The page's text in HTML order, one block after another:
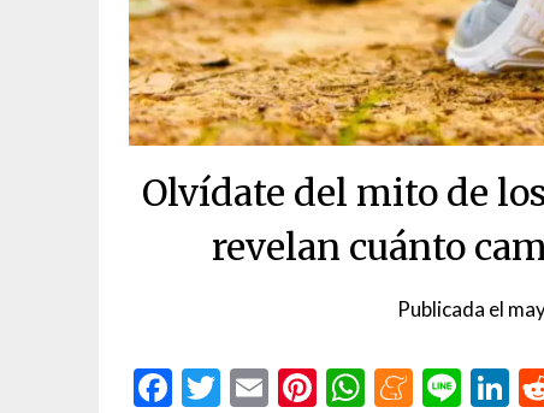
Olvídate del mito de
revelan cuánto
Publicada el
Facebook
Twitter
EmailPinterest
WhatsApp
Line